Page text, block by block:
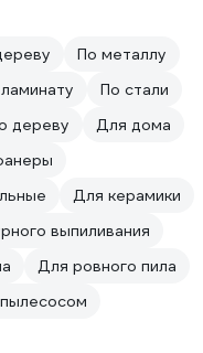
По металлу
По стали
дереву
Для дома
Для керамики
выпиливания
Для ровного пила